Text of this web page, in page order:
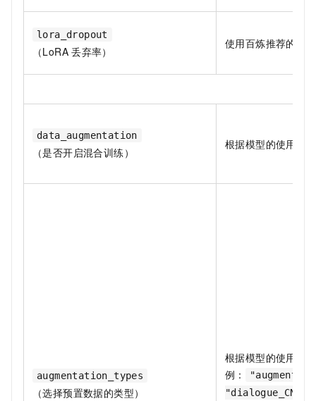
lora_dropout
（LoRA 丢弃率）
使用百炼推荐的默
data_augmentation
（是否开启混合训练）
根据模型的使用场
augmentation_types
（选择预置数据的类型）
根据模型的使用场
例：